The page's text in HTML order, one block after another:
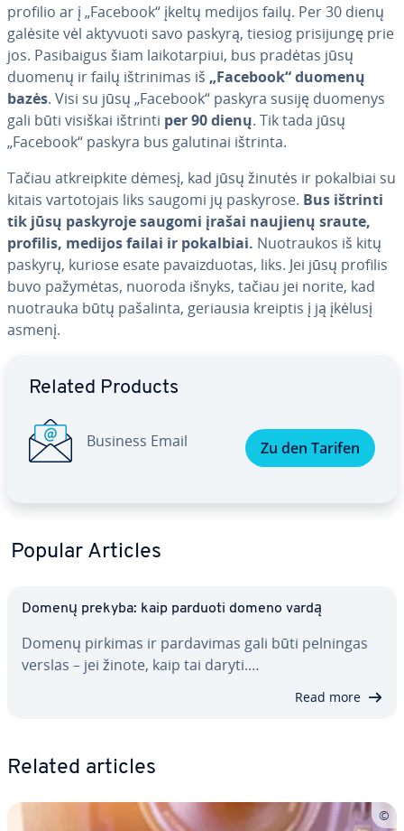
profilio ar į „Facebook“ įkeltų medijos failų. Per 30 dienų
galėsite vėl aktyvuoti savo paskyrą, tiesiog pri­si­jun­gę prie
jos. Pa­si­bai­gus šiam lai­ko­tar­piui, bus pradėtas jūsų
duomenų ir failų iš­tri­ni­mas iš „Facebook“ duomenų
bazės. Visi su jūsų „Facebook“ paskyra susiję duomenys
gali būti visiškai ištrinti per 90 dienų. Tik tada jūsų
„Facebook“ paskyra bus galutinai ištrinta.
Tačiau at­kreip­ki­te dėmesį, kad jūsų žinutės ir pokalbiai su
kitais var­to­to­jais liks saugomi jų paskyrose. Bus ištrinti
tik jūsų paskyroje saugomi įrašai naujienų sraute,
profilis, medijos failai ir pokalbiai. Nuo­trau­kos iš kitų
paskyrų, kuriose esate pa­vaiz­duo­tas, liks. Jei jūsų profilis
buvo pažymėtas, nuoroda išnyks, tačiau jei norite, kad
nuotrauka būtų pašalinta, geriausia kreiptis į ją įkėlusį
asmenį.
Related Products
Business Email Zu den Tarifen
Popular Articles
Domenų prekyba: kaip parduoti domeno vardą
Domenų pirkimas ir par­da­vi­mas gali būti pelningas
verslas – jei žinote, kaip tai daryti.…
Read more
Related articles